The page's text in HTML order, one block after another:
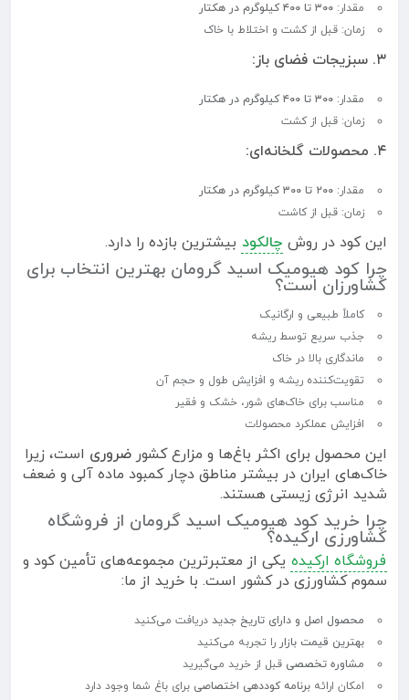
مقدار: ۳۰۰ تا ۴۰۰ کیلوگرم در هکتار
زمان: قبل از کشت و اختلاط با خاک
۳. سبزیجات فضای باز:
مقدار: ۳۰۰ تا ۴۰۰ کیلوگرم در هکتار
زمان: قبل از کشت
۴. محصولات گلخانه‌ای:
مقدار: ۲۰۰ تا ۳۰۰ کیلوگرم در هکتار
زمان: قبل از کاشت
این کود در روش چالکود بیشترین بازده را دارد.
چرا کود هیومیک اسید گرومان بهترین انتخاب برای
کشاورزان است؟
کاملاً طبیعی و ارگانیک
جذب سریع توسط ریشه
ماندگاری بالا در خاک
تقویت‌کننده ریشه و افزایش طول و حجم آن
مناسب برای خاک‌های شور، خشک و فقیر
افزایش عملکرد محصولات
این محصول برای اکثر باغ‌ها و مزارع کشور ضروری است، زیرا
خاک‌های ایران در بیشتر مناطق دچار کمبود ماده آلی و ضعف
شدید انرژی زیستی هستند.
چرا خرید کود هیومیک اسید گرومان از فروشگاه
کشاورزی ارکیده؟
فروشگاه ارکیده یکی از معتبرترین مجموعه‌های تأمین کود و
سموم کشاورزی در کشور است. با خرید از ما:
محصول اصل و دارای تاریخ جدید دریافت می‌کنید
بهترین قیمت بازار را تجربه می‌کنید
مشاوره تخصصی قبل از خرید می‌گیرید
امکان ارائه برنامه کوددهی اختصاصی برای باغ شما وجود دارد